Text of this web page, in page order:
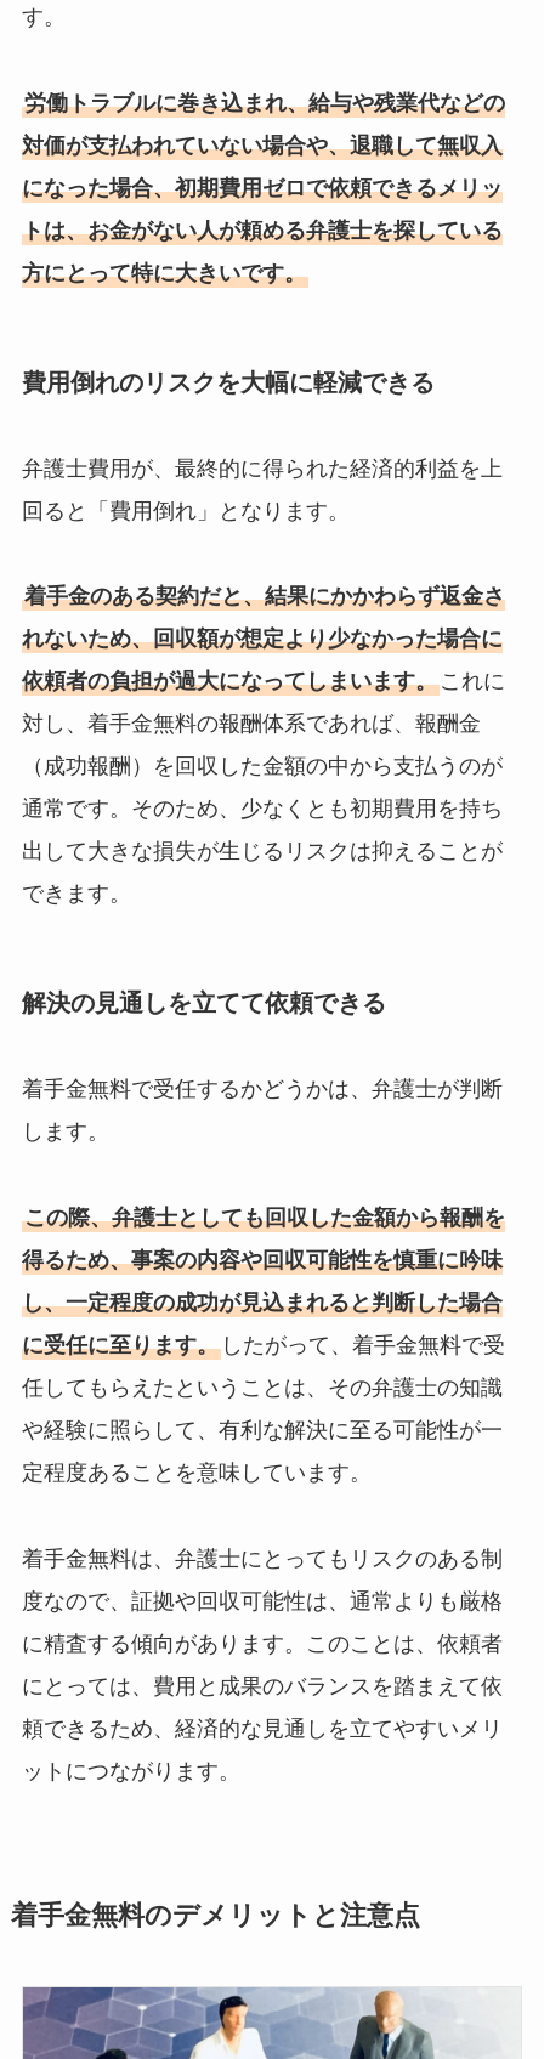
す。
労働トラブルに巻き込まれ、給与や残業代などの
対価が支払われていない場合や、退職して無収入
になった場合、初期費用ゼロで依頼できるメリッ
トは、お金がない人が頼める弁護士を探している
方にとって特に大きいです。
費用倒れのリスクを大幅に軽減できる
弁護士費用が、最終的に得られた経済的利益を上
回ると「費用倒れ」となります。
着手金のある契約だと、結果にかかわらず返金さ
れないため、回収額が想定より少なかった場合に
依頼者の負担が過大になってしまいます。これに
対し、着手金無料の報酬体系であれば、報酬金
（成功報酬）を回収した金額の中から支払うのが
通常です。そのため、少なくとも初期費用を持ち
出して大きな損失が生じるリスクは抑えることが
できます。
解決の見通しを立てて依頼できる
着手金無料で受任するかどうかは、弁護士が判断
します。
この際、弁護士としても回収した金額から報酬を
得るため、事案の内容や回収可能性を慎重に吟味
し、一定程度の成功が見込まれると判断した場合
に受任に至ります。したがって、着手金無料で受
任してもらえたということは、その弁護士の知識
や経験に照らして、有利な解決に至る可能性が一
定程度あることを意味しています。
着手金無料は、弁護士にとってもリスクのある制
度なので、証拠や回収可能性は、通常よりも厳格
に精査する傾向があります。このことは、依頼者
にとっては、費用と成果のバランスを踏まえて依
頼できるため、経済的な見通しを立てやすいメリ
ットにつながります。
着手金無料のデメリットと注意点